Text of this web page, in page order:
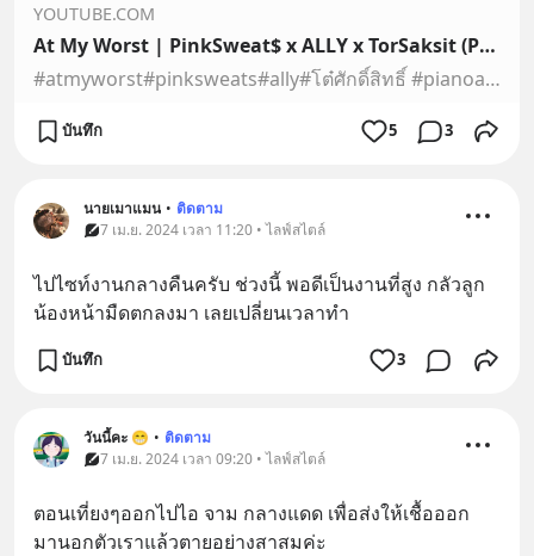
YOUTUBE.COM
At My Worst | PinkSweat$ x ALLY x TorSaksit (Piano & i Live)
#atmyworst#pinksweats#ally#โต๋ศักดิ์สิทธิ์ #pianoandi
บันทึก 5 3
นายเมาแมน • ติดตาม
7 เม.ย. 2024 เวลา 11:20 • ไลฟ์สไตล์
ไปไซท์งานกลางคืนครับ ช่วงนี้ พอดีเป็นงานที่สูง กลัวลูก
น้องหน้ามืดตกลงมา เลยเปลี่ยนเวลาทำ
บันทึก 3
วันนี้คะ 😁 • ติดตาม
7 เม.ย. 2024 เวลา 09:20 • ไลฟ์สไตล์
ตอนเที่ยงๆออกไปไอ จาม กลางแดด เพื่อส่งให้เชื้อออก
มานอกตัวเราแล้วตายอย่างสาสมค่ะ